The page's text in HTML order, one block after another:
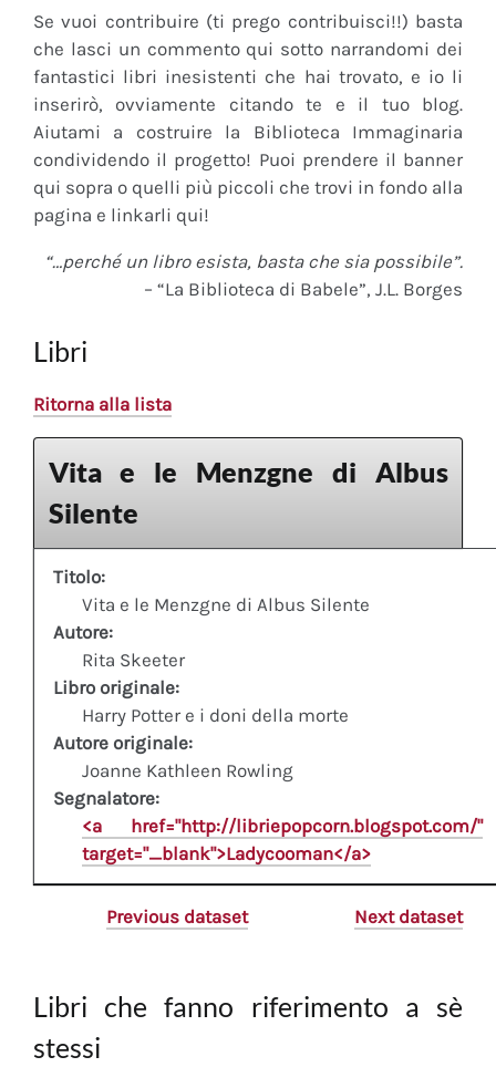
Se vuoi contribuire (ti prego contribuisci!!) basta
che lasci un commento qui sotto narrandomi dei
fantastici libri inesistenti che hai trovato, e io li
inserirò, ovviamente citando te e il tuo blog.
Aiutami a costruire la Biblioteca Immaginaria
condividendo il progetto! Puoi prendere il banner
qui sopra o quelli più piccoli che trovi in fondo alla
pagina e linkarli qui!
“…perché un libro esista, basta che sia possibile”.
– “La Biblioteca di Babele”, J.L. Borges
Libri
Ritorna alla lista
Vita e le Menzgne di Albus
Silente
Titolo:
Vita e le Menzgne di Albus Silente
Autore:
Rita Skeeter
Libro originale:
Harry Potter e i doni della morte
Autore originale:
Joanne Kathleen Rowling
Segnalatore:
<a href="http://libriepopcorn.blogspot.com/"
target="_blank">Ladycooman</a>
Previous dataset Next dataset
Libri che fanno riferimento a sè
stessi